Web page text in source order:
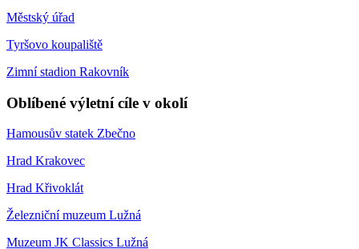
Městský úřad
Tyršovo koupaliště
Zimní stadion Rakovník
Oblíbené výletní cíle v okolí
Hamousův statek Zbečno
Hrad Krakovec
Hrad Křivoklát
Železniční muzeum Lužná
Muzeum JK Classics Lužná